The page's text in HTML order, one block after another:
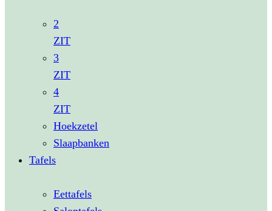
2
ZIT
3
ZIT
4
ZIT
Hoekzetel
Slaapbanken
Tafels
Eettafels